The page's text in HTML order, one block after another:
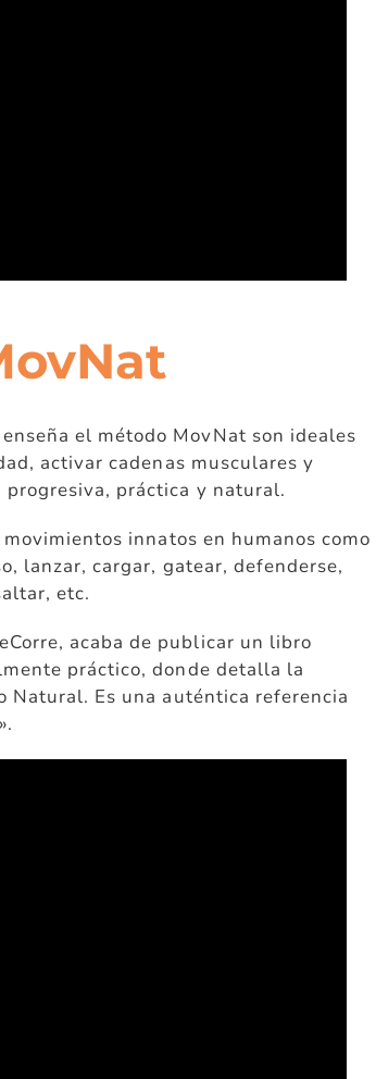
el método MovNat son ideales
activar cadenas musculares y
práctica y natural.
innatos en humanos como
lanzar, cargar, gatear, defenderse,
etc.
acaba de publicar un libro
práctico, donde detalla la
Es una auténtica referencia